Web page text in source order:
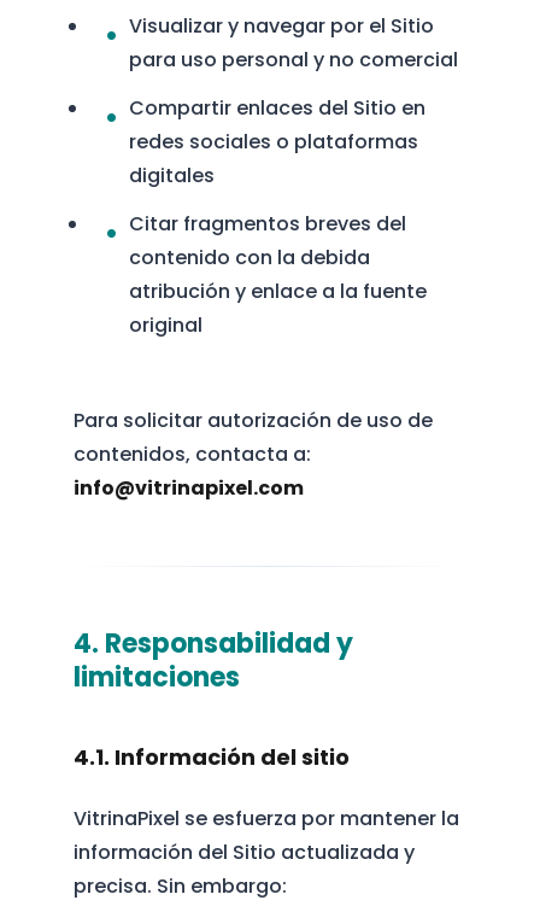
Visualizar y navegar por el Sitio
para uso personal y no comercial
Compartir enlaces del Sitio en
redes sociales o plataformas
digitales
Citar fragmentos breves del
contenido con la debida
atribución y enlace a la fuente
original
Para solicitar autorización de uso de
contenidos, contacta a:
info@vitrinapixel.com
4. Responsabilidad y
limitaciones
4.1. Información del sitio
VitrinaPixel se esfuerza por mantener la
información del Sitio actualizada y
precisa. Sin embargo: